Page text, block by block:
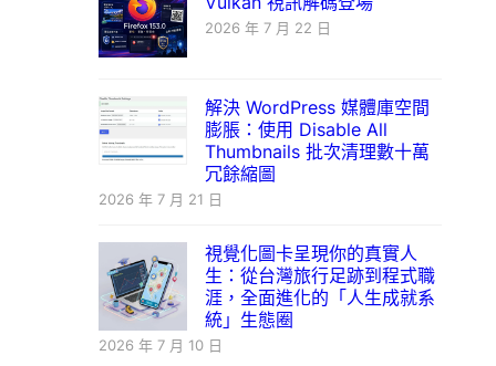
2026 年 7 月 22 日
解決 WordPress 媒體庫空間
膨脹：使用 Disable All
Thumbnails 批次清理數十萬
冗餘縮圖
2026 年 7 月 21 日
視覺化圖卡呈現你的真實人
生：從台灣旅行足跡到程式職
涯，全面進化的「人生成就系
統」生態圈
2026 年 7 月 10 日